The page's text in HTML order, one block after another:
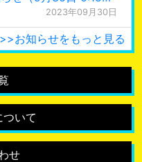
2023年09月30日
>>お知らせをもっと見る
ついて
せ